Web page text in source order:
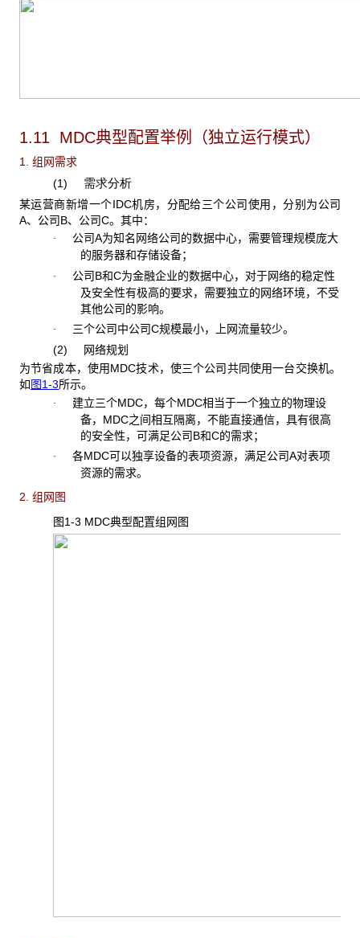
1.11 MDC典型配置举例（独立运行模式）
1. 组网需求
(1) 需求分析
某运营商新增一个IDC机房，分配给三个公司使用，分别为公司
A、公司B、公司C。其中：
· 公司A为知名网络公司的数据中心，需要管理规模庞大
的服务器和存储设备；
· 公司B和C为金融企业的数据中心，对于网络的稳定性
及安全性有极高的要求，需要独立的网络环境，不受
其他公司的影响。
· 三个公司中公司C规模最小，上网流量较少。
(2) 网络规划
为节省成本，使用MDC技术，使三个公司共同使用一台交换机。
如图1-3所示。
· 建立三个MDC，每个MDC相当于一个独立的物理设
备，MDC之间相互隔离，不能直接通信，具有很高
的安全性，可满足公司B和C的需求；
· 各MDC可以独享设备的表项资源，满足公司A对表项
资源的需求。
2. 组网图
图1-3 MDC典型配置组网图